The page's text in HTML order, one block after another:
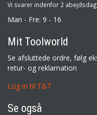
Vi svarer indenfor 2
Man - Fre: 9 - 16
Mit Toolworld
Se afsluttede ordre, følg
retur- og reklamation
Log in til T&T
Se også